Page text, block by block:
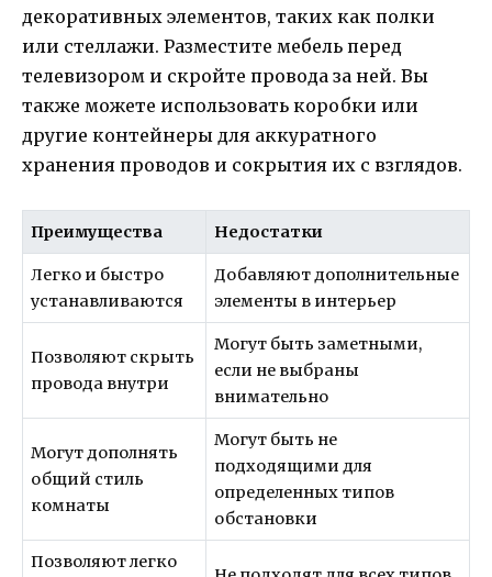
декоративных элементов, таких как полки
или стеллажи. Разместите мебель перед
телевизором и скройте провода за ней. Вы
также можете использовать коробки или
другие контейнеры для аккуратного
хранения проводов и сокрытия их с взглядов.
Преимущества Недостатки
Легко и быстро
устанавливаются
Добавляют дополнительные
элементы в интерьер
Позволяют скрыть
провода внутри
Могут быть заметными,
если не выбраны
внимательно
Могут дополнять
общий стиль
комнаты
Могут быть не
подходящими для
определенных типов
обстановки
Позволяют легко